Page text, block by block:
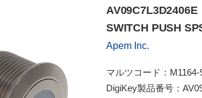
AV09C7L3D2406E
SWITCH PUSH
Apem Inc.
マルツコード： M1164-
DigiKey製品番号：